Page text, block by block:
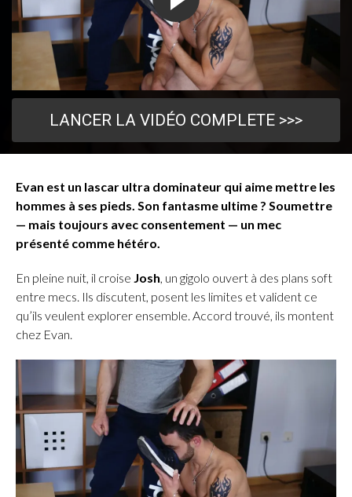
LANCER LA VIDÉO COMPLETE >>>
Evan est un lascar ultra dominateur qui aime mettre les
hommes à ses pieds. Son fantasme ultime ? Soumettre
— mais toujours avec consentement — un mec
présenté comme hétéro.
En pleine nuit, il croise Josh, un gigolo ouvert à des plans soft
entre mecs. Ils discutent, posent les limites et valident ce
qu’ils veulent explorer ensemble. Accord trouvé, ils montent
chez Evan.